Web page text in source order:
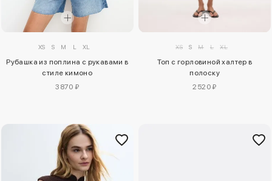
XS S M L XL
Рубашка из поплина с рукавами в
стиле кимоно
3870 ₽
XS S M L XL
Топ с горловиной халтер в
полоску
2520 ₽